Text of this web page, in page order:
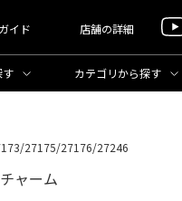
イド 店舗の詳細
す カテゴリから探す
27175/27176/27246
ャーム